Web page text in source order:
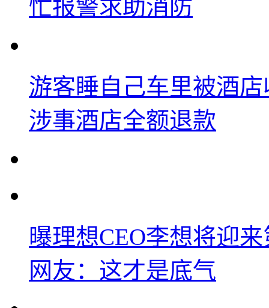
忙报警求助消防
游客睡自己车里被酒
涉事酒店全额退款
曝理想CEO李想将迎
网友：这才是底气